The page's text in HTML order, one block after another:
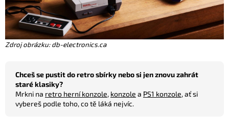
Zdroj obrázku: db-electronics.ca
Chceš se pustit do retro sbírky nebo si jen znovu zahrát
staré klasiky?
Mrkni na retro herní konzole, konzole a PS1 konzole, ať si
vybereš podle toho, co tě láká nejvíc.